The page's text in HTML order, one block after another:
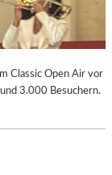
Classic Open Air vor
3.000 Besuchern.